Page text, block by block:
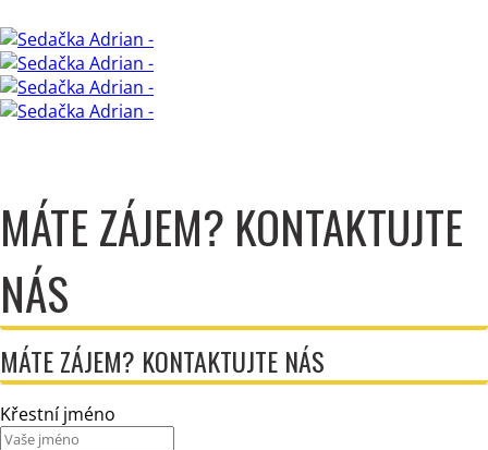
MÁTE ZÁJEM? KONTAKTUJTE
NÁS
MÁTE ZÁJEM? KONTAKTUJTE NÁS
Křestní jméno